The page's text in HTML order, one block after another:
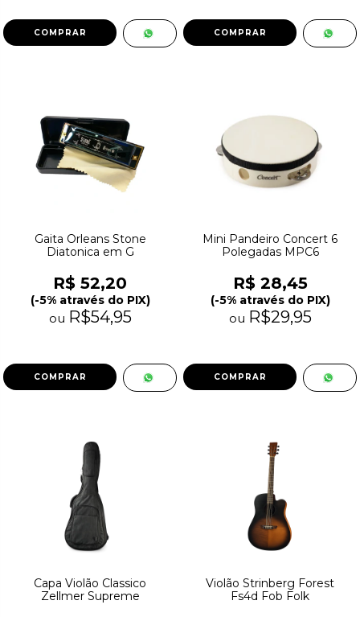
Gaita Orleans Stone
Diatonica em G
R$ 52,20
(-5% através do PIX)
ou R$54,95
Mini Pandeiro Concert 6
Polegadas MPC6
R$ 28,45
(-5% através do PIX)
ou R$29,95
Capa Violão Classico
Zellmer Supreme
Violão Strinberg Forest
Fs4d Fob Folk